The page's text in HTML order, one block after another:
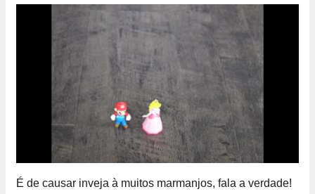
É de causar inveja à muitos marmanjos, fala a verdade!